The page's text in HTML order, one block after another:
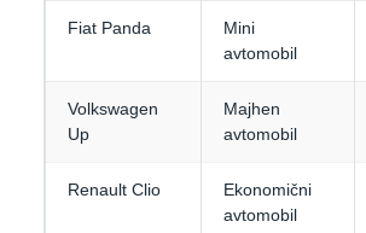
Fiat Panda
Mini
avtomobil
Volkswagen
Up
Majhen
avtomobil
Renault Clio
Ekonomični
avtomobil